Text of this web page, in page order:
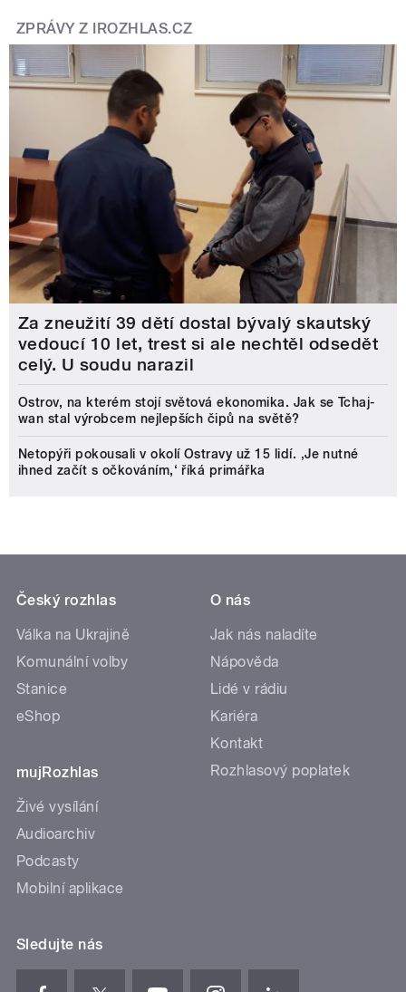
ZPRÁVY Z IROZHLAS.CZ
Za zneužití 39 dětí dostal bývalý skautský
vedoucí 10 let, trest si ale nechtěl odsedět
celý. U soudu narazil
Ostrov, na kterém stojí světová ekonomika. Jak se Tchaj-
wan stal výrobcem nejlepších čipů na světě?
Netopýři pokousali v okolí Ostravy už 15 lidí. ‚Je nutné
ihned začít s očkováním,‘ říká primářka
Český rozhlas
Válka na Ukrajině
Komunální volby
Stanice
eShop
mujRozhlas
Živé vysílání
Audioarchiv
Podcasty
Mobilní aplikace
O nás
Jak nás naladíte
Nápověda
Lidé v rádiu
Kariéra
Kontakt
Rozhlasový poplatek
Sledujte nás